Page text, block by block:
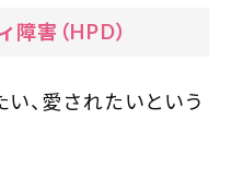
害（HPD）
、愛されたいという